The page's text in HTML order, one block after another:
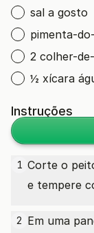
sal a gosto
pimenta-
2 colher-
½ xícara
Instruções
1 Corte o
e tempere
2 Em uma